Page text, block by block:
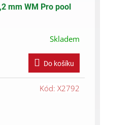
mm WM Pro pool
Skladem
Do košíku
Kód: X2792